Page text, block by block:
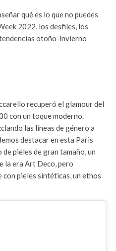
qué es lo que no puedes
2022, los desfiles, los
otoño-invierno
recuperó el glamour del
con un toque moderno.
las líneas de género a
destacar en esta Paris
pieles de gran tamaño, un
la era Art Deco, pero
pieles sintéticas, un ethos